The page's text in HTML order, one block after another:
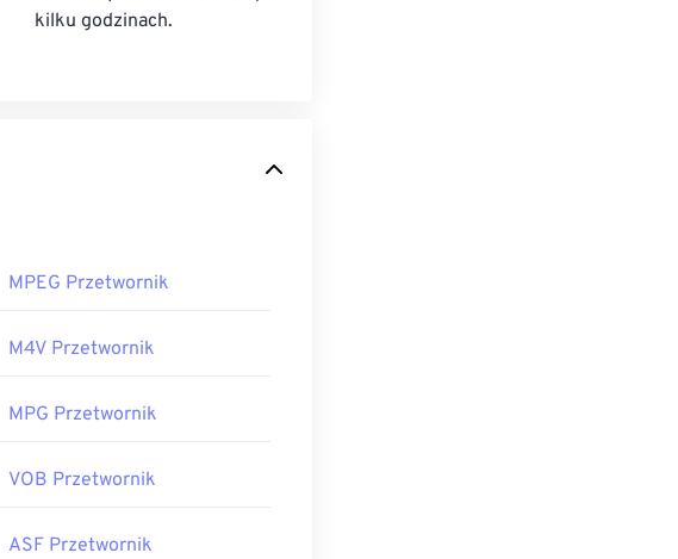
kilku godzinach.
MPEG Przetwornik
M4V Przetwornik
MPG Przetwornik
VOB Przetwornik
ASF Przetwornik